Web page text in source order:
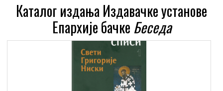
Каталог издања Издавачке установе
Епархије бачкеБеседа